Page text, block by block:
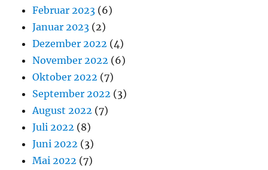
Februar 2023 (6)
Januar 2023 (2)
Dezember 2022 (4)
November 2022 (6)
Oktober 2022 (7)
September 2022 (3)
August 2022 (7)
Juli 2022 (8)
Juni 2022 (3)
Mai 2022 (7)